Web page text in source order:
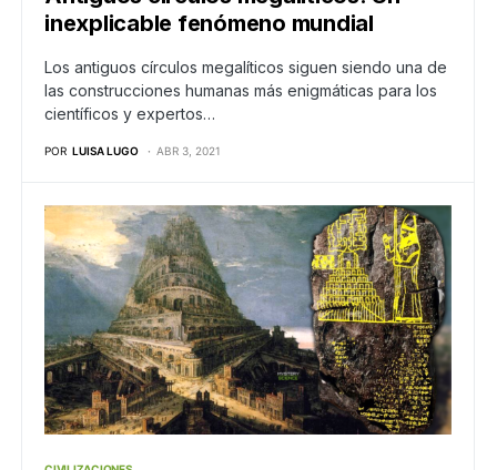
inexplicable fenómeno mundial
Los antiguos círculos megalíticos siguen siendo una de
las construcciones humanas más enigmáticas para los
científicos y expertos…
POR LUISA LUGO ABR 3, 2021